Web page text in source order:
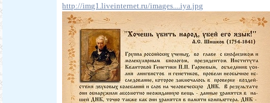
http://img1.liveinternet.ru/images....iya.jpg